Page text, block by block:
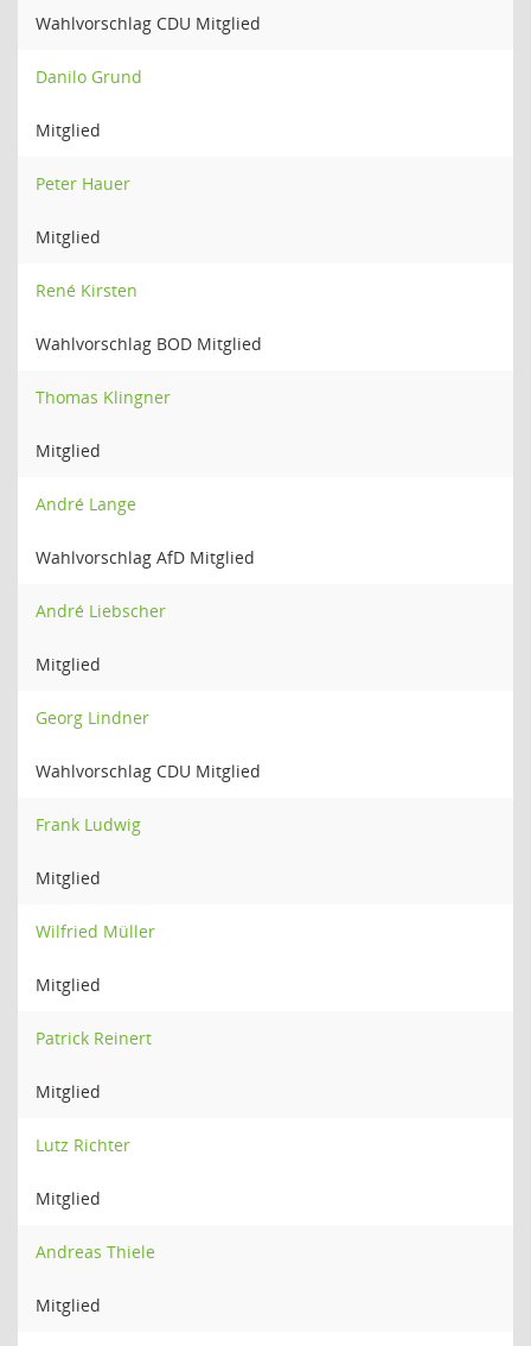
Wahlvorschlag CDU Mitglied
Danilo Grund
Mitglied
Peter Hauer
Mitglied
René Kirsten
Wahlvorschlag BOD Mitglied
Thomas Klingner
Mitglied
André Lange
Wahlvorschlag AfD Mitglied
André Liebscher
Mitglied
Georg Lindner
Wahlvorschlag CDU Mitglied
Frank Ludwig
Mitglied
Wilfried Müller
Mitglied
Patrick Reinert
Mitglied
Lutz Richter
Mitglied
Andreas Thiele
Mitglied